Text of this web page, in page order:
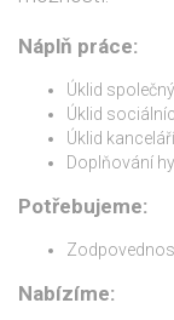
Náplň práce:
Úklid
Úklid
Úklid kanceláří
Doplňování
Potřebujeme:
Nabízíme: